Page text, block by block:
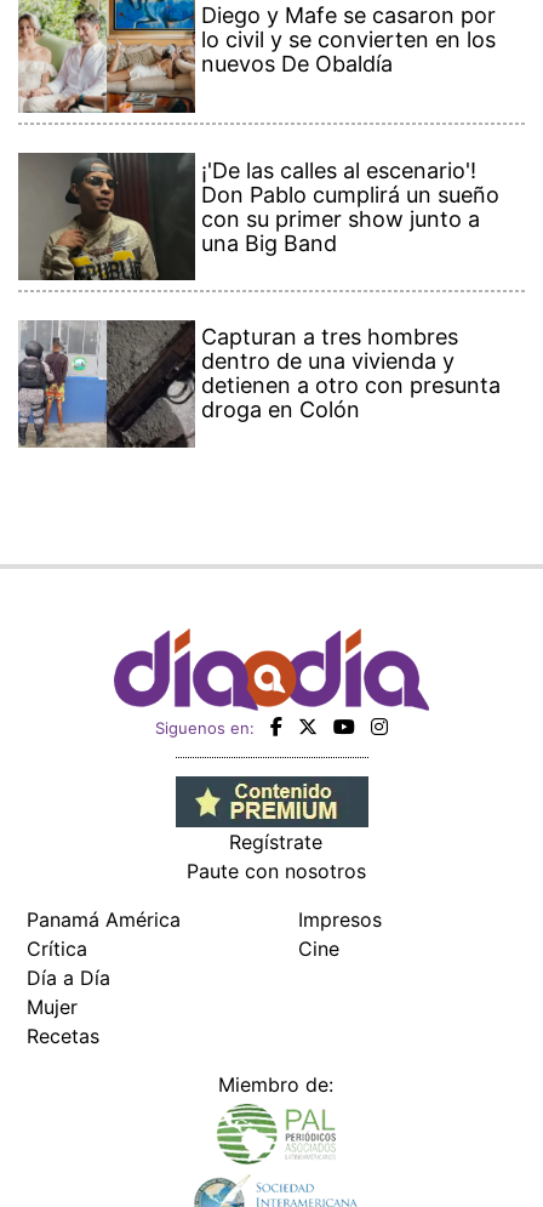
Diego y Mafe se casaron por
lo civil y se convierten en los
nuevos De Obaldía
¡'De las calles al escenario'!
Don Pablo cumplirá un sueño
con su primer show junto a
una Big Band
Capturan a tres hombres
dentro de una vivienda y
detienen a otro con presunta
droga en Colón
Siguenos en:
Regístrate
Paute con nosotros
Panamá América
Crítica
Día a Día
Mujer
Recetas
Impresos
Cine
Miembro de: